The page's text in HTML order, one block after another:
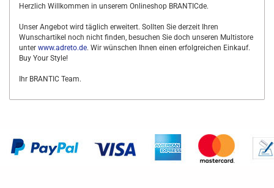
Herzlich Willkommen in unserem Onlineshop BRANTICde.
Unser Angebot wird täglich erweitert. Sollten Sie derzeit Ihren
Wunschartikel noch nicht finden, besuchen Sie doch unseren Multistore
unter www.adreto.de. Wir wünschen Ihnen einen erfolgreichen Einkauf.
Buy Your Style!
Ihr BRANTIC Team.